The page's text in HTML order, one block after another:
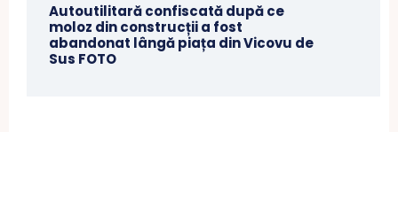
Autoutilitară confiscată după ce
moloz din construcții a fost
abandonat lângă piața din Vicovu de
Sus FOTO